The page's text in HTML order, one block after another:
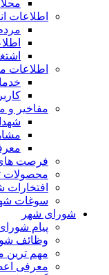
محلات
اطلاعات
مردم
اطلاعات
مفاخیر و
فرصت های
محصولات
افتخارات
سوغات شهر
شورای شهر
پیام شورای
وظائف
مهم ترین
معرفی اعضا